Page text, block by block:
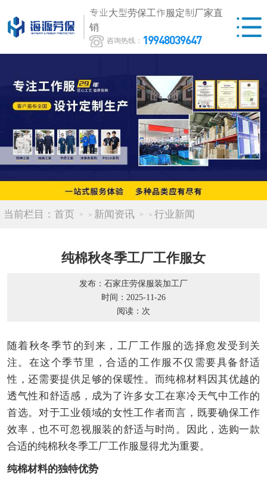
专业大型劳保工作服定制厂家直
销
咨询热线： 19948039647
当前栏目： 首页 > 新闻资讯 > 行业新闻
纯棉秋冬季工厂工作服女
发布：石家庄劳保服装加工厂
时间：2025-11-26
阅读： 次
随着秋冬季节的到来，工厂工作服的选择愈发受到关
注。在这个季节里，合适的工作服不仅需要具备舒适
性，还需要提供足够的保暖性。而纯棉材料因其优越的
透气性和舒适感，成为了许多女工在寒冷天气中工作的
首选。对于工业领域的女性工作者而言，既要确保工作
效率，也不可忽视服装的舒适与时尚。因此，选购一款
合适的纯棉秋冬季工厂工作服显得尤为重要。
纯棉材料的独特优势